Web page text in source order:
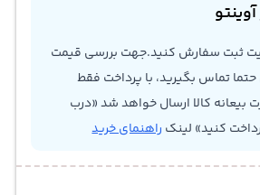
سایت ثبت سفارش کنید.جهت بررسی قیمت
تماس بگیرید، با پرداخت فقط
کالا ارسال خواهد شد «درب
کنید» لینک راهنمای خرید